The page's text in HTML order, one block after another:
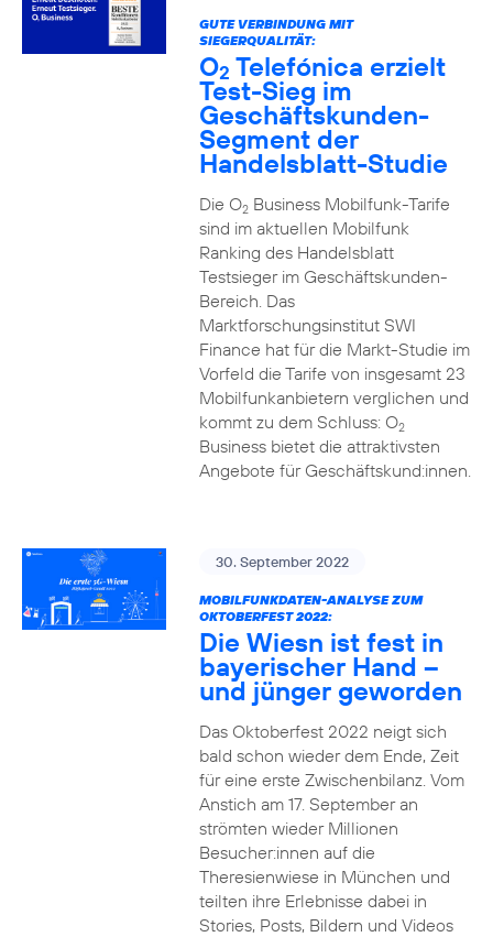
GUTE VERBINDUNG MIT
SIEGERQUALITÄT:
O2 Telefónica erzielt
Test-Sieg im
Geschäftskunden-
Segment der
Handelsblatt-Studie
Die O2Business Mobilfunk-Tarife
sind im aktuellen Mobilfunk
Ranking des Handelsblatt
Testsieger im Geschäftskunden-
Bereich. Das
Marktforschungsinstitut SWI
Finance hat für die Markt-Studie im
Vorfeld die Tarife von insgesamt 23
Mobilfunkanbietern verglichen und
kommt zu dem Schluss: O2
Business bietet die attraktivsten
Angebote für Geschäftskund:innen.
30. September 2022
MOBILFUNKDATEN-ANALYSE ZUM
OKTOBERFEST 2022:
Die Wiesn ist fest in
bayerischer Hand –
und jünger geworden
Das Oktoberfest 2022 neigt sich
bald schon wieder dem Ende, Zeit
für eine erste Zwischenbilanz. Vom
Anstich am 17. September an
strömten wieder Millionen
Besucher:innen auf die
Theresienwiese in München und
teilten ihre Erlebnisse dabei in
Stories, Posts, Bildern und Videos